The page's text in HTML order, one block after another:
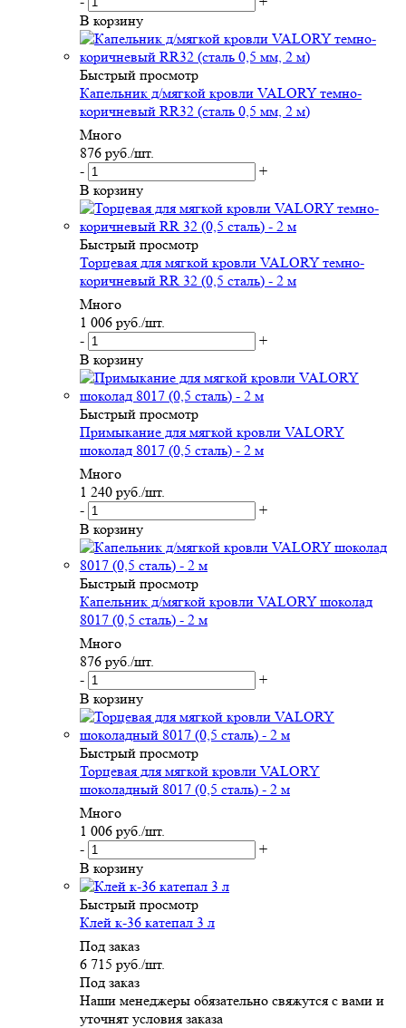
В корзину
Быстрый просмотр
Капельник д/мягкой кровли VALORY темно-
коричневый RR32 (сталь 0,5 мм, 2 м)
Много
876 руб./шт.
-
+
В корзину
Быстрый просмотр
Торцевая для мягкой кровли VALORY темно-
коричневый RR 32 (0,5 сталь) - 2 м
Много
1 006 руб./шт.
-
+
В корзину
Быстрый просмотр
Примыкание для мягкой кровли VALORY
шоколад 8017 (0,5 сталь) - 2 м
Много
1 240 руб./шт.
-
+
В корзину
Быстрый просмотр
Капельник д/мягкой кровли VALORY шоколад
8017 (0,5 сталь) - 2 м
Много
876 руб./шт.
-
+
В корзину
Быстрый просмотр
Торцевая для мягкой кровли VALORY
шоколадный 8017 (0,5 сталь) - 2 м
Много
1 006 руб./шт.
-
+
В корзину
Быстрый просмотр
Клей к-36 катепал 3 л
Под заказ
6 715 руб./шт.
Под заказ
Наши менеджеры обязательно свяжутся с вами и
уточнят условия заказа